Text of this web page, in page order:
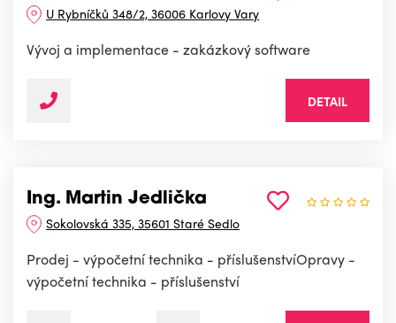
U Rybníčků 348/2, 36006 Karlovy Vary
Vývoj a implementace - zakázkový software
DETAIL
Ing. Martin Jedlička
Sokolovská 335, 35601 Staré Sedlo
Prodej - výpočetní technika - příslušenstvíOpravy -
výpočetní technika - příslušenství